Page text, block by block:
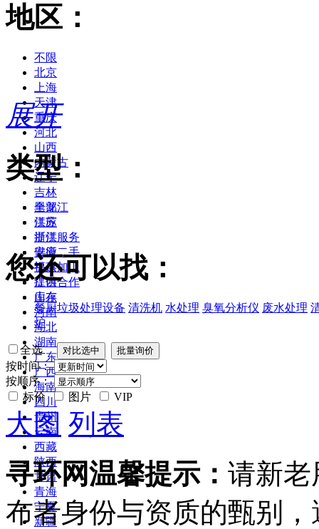
地区：
不限
北京
上海
天津
重庆
河北
山西
内蒙古
辽宁
吉林
黑龙江
江苏
浙江
安徽
福建
江西
山东
河南
湖北
湖南
广东
广西
海南
四川
贵州
云南
西藏
陕西
甘肃
青海
宁夏
新疆
展开
类型：
全部
供应
提供服务
供应二手
提供加工
提供合作
库存
您还可以找：
餐厨垃圾处理设备 清洗机 水处理 臭氧分析仪 废水处理
炉
全选
按时间：
按顺序：
标价
图片 VIP
大图 列表
寻环网温馨提示： 请新老
布者身份与资质的甄别